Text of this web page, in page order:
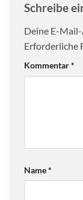
Schreibe
Deine E-
Erforderliche
Kommentar*
Name*